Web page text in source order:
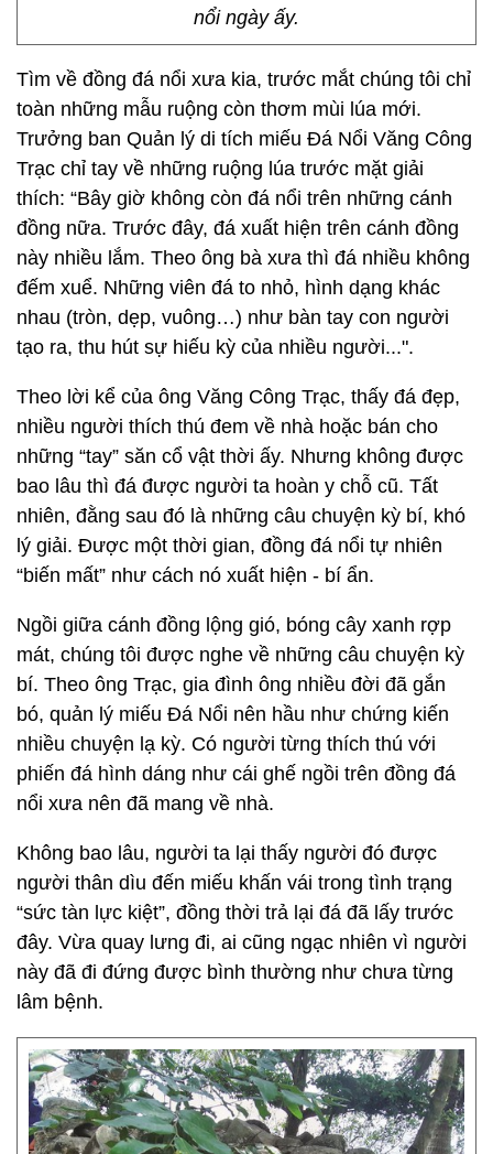
nổi ngày ấy.
Tìm về đồng đá nổi xưa kia, trước mắt chúng tôi chỉ
toàn những mẫu ruộng còn thơm mùi lúa mới.
Trưởng ban Quản lý di tích miếu Đá Nổi Văng Công
Trạc chỉ tay về những ruộng lúa trước mặt giải
thích: “Bây giờ không còn đá nổi trên những cánh
đồng nữa. Trước đây, đá xuất hiện trên cánh đồng
này nhiều lắm. Theo ông bà xưa thì đá nhiều không
đếm xuể. Những viên đá to nhỏ, hình dạng khác
nhau (tròn, dẹp, vuông…) như bàn tay con người
tạo ra, thu hút sự hiếu kỳ của nhiều người...".
Theo lời kể của ông Văng Công Trạc, thấy đá đẹp,
nhiều người thích thú đem về nhà hoặc bán cho
những “tay” săn cổ vật thời ấy. Nhưng không được
bao lâu thì đá được người ta hoàn y chỗ cũ. Tất
nhiên, đằng sau đó là những câu chuyện kỳ bí, khó
lý giải. Được một thời gian, đồng đá nổi tự nhiên
“biến mất” như cách nó xuất hiện - bí ẩn.
Ngồi giữa cánh đồng lộng gió, bóng cây xanh rợp
mát, chúng tôi được nghe về những câu chuyện kỳ
bí. Theo ông Trạc, gia đình ông nhiều đời đã gắn
bó, quản lý miếu Đá Nổi nên hầu như chứng kiến
nhiều chuyện lạ kỳ. Có người từng thích thú với
phiến đá hình dáng như cái ghế ngồi trên đồng đá
nổi xưa nên đã mang về nhà.
Không bao lâu, người ta lại thấy người đó được
người thân dìu đến miếu khấn vái trong tình trạng
“sức tàn lực kiệt”, đồng thời trả lại đá đã lấy trước
đây. Vừa quay lưng đi, ai cũng ngạc nhiên vì người
này đã đi đứng được bình thường như chưa từng
lâm bệnh.